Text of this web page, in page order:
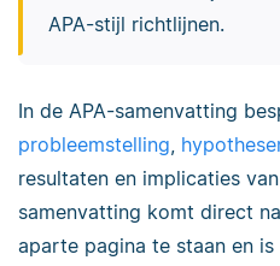
APA-stijl richtlijnen.
In de APA-samenvatting
probleemstelling,
resultaten en implicaties
samenvatting komt direct
aparte pagina te staan en